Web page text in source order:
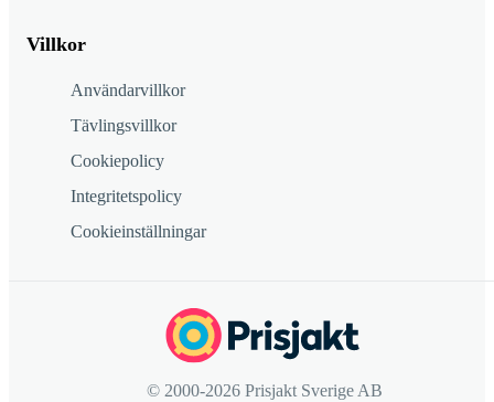
Villkor
Användarvillkor
Tävlingsvillkor
Cookiepolicy
Integritetspolicy
Cookieinställningar
© 2000-2026 Prisjakt Sverige AB